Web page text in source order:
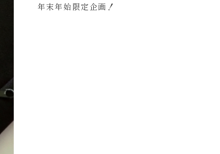
年末年始限定企画！